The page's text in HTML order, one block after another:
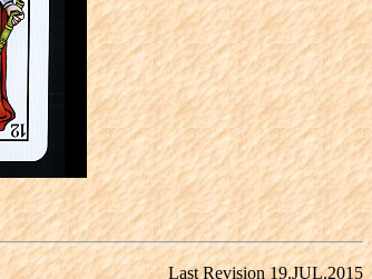
Last Revision 19.JUL.2015